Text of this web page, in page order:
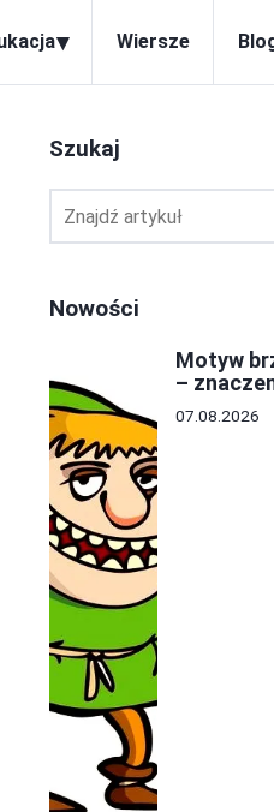
▾ Wiersze
Szukaj
Nowości
Motyw
–
07.08.2026